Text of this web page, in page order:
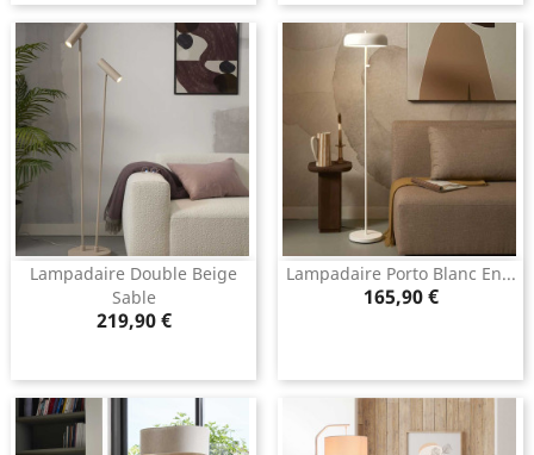
Lampadaire Double Beige
Sable
Prix
219,90 €
Lampadaire Porto Blanc En...
Prix
165,90 €